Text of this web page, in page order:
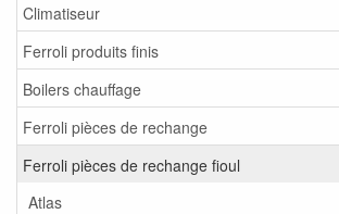
Climatiseur
Ferroli produits finis
Boilers chauffage
Ferroli pièces de rechange
Ferroli pièces de rechange fioul
Atlas